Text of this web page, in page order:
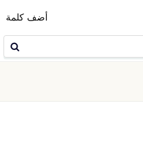
أضف كلمة